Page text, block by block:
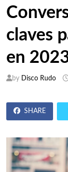
claves
en
by Disco Rudo
SHARE